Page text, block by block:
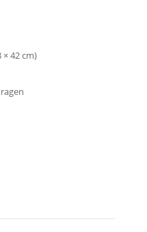
42 cm)